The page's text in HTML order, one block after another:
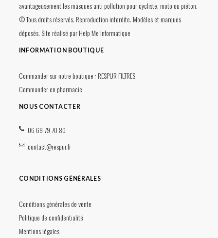
avantageusement les masques anti pollution pour cycliste, moto ou piéton.
© Tous droits réservés. Reproduction interdite. Modèles et marques
déposés. Site réalisé parHelp Me Informatique
INFORMATION BOUTIQUE
Commander sur notre boutique : RESPUR FILTRES
Commander en pharmacie
NOUS CONTACTER
06 69 79 70 80
contact@respur.fr
CONDITIONS GÉNÉRALES
Conditions générales de vente
Politique de confidentialité
Mentions légales